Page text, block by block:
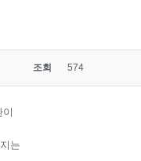
조회 574
는